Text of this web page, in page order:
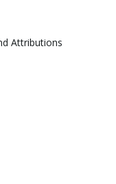
Attributions